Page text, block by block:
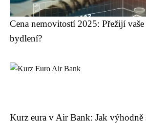
Cena nemovitostí 2025: Přežijí
bydlení?
Kurz eura v Air Bank: Jak výhodně